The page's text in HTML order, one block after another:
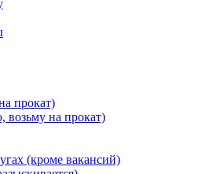
прокат)
возьму на прокат)
(кроме вакансий)